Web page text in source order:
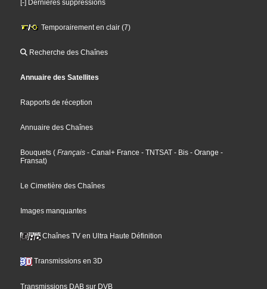
[-] Dernières suppressions
Temporairement en clair (7)
Recherche des Chaînes
Annuaire des Satellites
Rapports de réception
Annuaire des Chaînes
Bouquets ( Français - Canal+ France - TNTSAT - Bis - Orange -
Fransat)
Le Cimetière des Chaînes
Images manquantes
Chaînes TV en Ultra Haute Définition
Transmissions en 3D
Transmissions DAB sur DVB